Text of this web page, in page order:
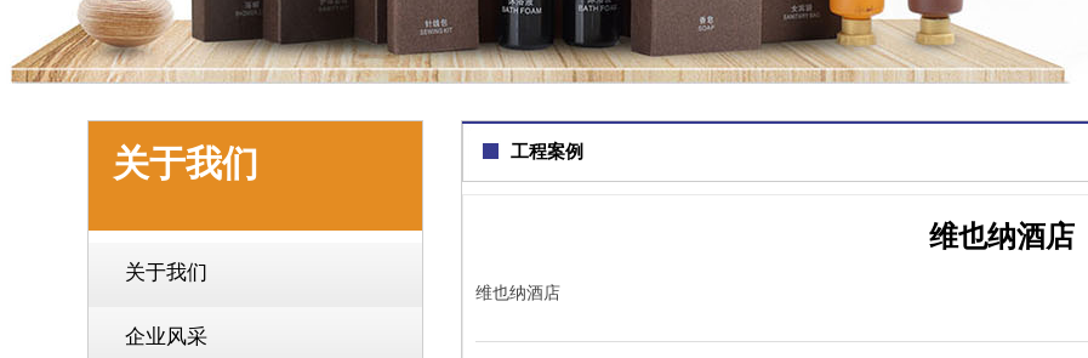
关于我们
关于我们
企业风采
工程案例
维也纳酒店
维也纳酒店